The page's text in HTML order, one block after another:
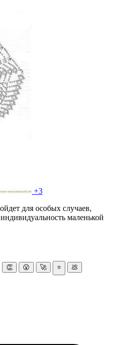
+3
для особых случаев,
маленькой
👏 😮 🚀 ⭐ 💩